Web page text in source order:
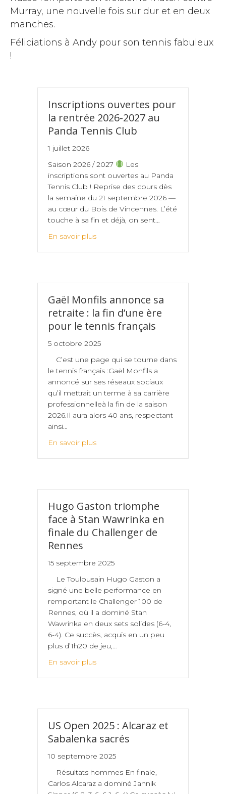
Murray, une nouvelle fois sur dur et en deux
manches.
Féliciations à Andy pour son tennis fabuleux
!
Inscriptions ouvertes pour
la rentrée 2026-2027 au
Panda Tennis Club
1 juillet 2026
Saison 2026 / 2027
Les
inscriptions sont ouvertes au Panda
Tennis Club ! Reprise des cours dès
la semaine du 21 septembre 2026 —
au cœur du Bois de Vincennes. L’été
touche à sa fin et déjà, on sent…
En savoir plus
Gaël Monfils annonce sa
retraite : la fin d’une ère
pour le tennis français
5 octobre 2025
C’est une page qui se tourne dans
le tennis français :Gaël Monfils a
annoncé sur ses réseaux sociaux
qu’il mettrait un terme à sa carrière
professionnelleà la fin de la saison
2026.Il aura alors 40 ans, respectant
ainsi…
En savoir plus
Hugo Gaston triomphe
face à Stan Wawrinka en
finale du Challenger de
Rennes
15 septembre 2025
Le Toulousain Hugo Gaston a
signé une belle performance en
remportant le Challenger 100 de
Rennes, où il a dominé Stan
Wawrinka en deux sets solides (6-4,
6-4). Ce succès, acquis en un peu
plus d’1h20 de jeu,…
En savoir plus
US Open 2025 : Alcaraz et
Sabalenka sacrés
10 septembre 2025
Résultats hommes En finale,
Carlos Alcaraz a dominé Jannik